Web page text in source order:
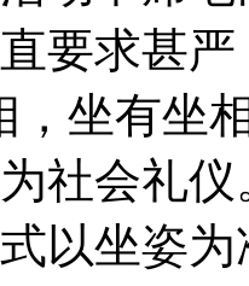
要求甚
，坐有坐
社会礼仪
以坐姿